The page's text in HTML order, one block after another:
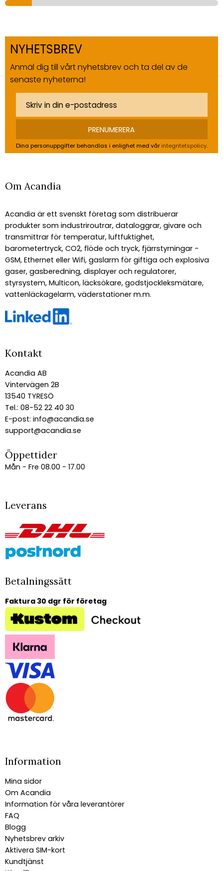
NYHETSBREV
Anmäl dig till vårt nyhetsbrev och ta del av de
senaste nyheterna!
PRENUMERERA
Dina personuppgifter behandlas i enlighet med vår integritetspolicy.
Om Acandia
Acandia är ett svenskt företag som distribuerar
produkter som industriroutrar, dataloggrar, givare och
transmittrar för temperatur, luftfuktighet,
barometertryck, CO2, flöde och tryck, fjärrstyrningar -
GSM, Ethernet eller Wifi, gaslarm för giftiga och explosiva
gaser, gasberedning, displayer och regulatorer,
styrsystem, Multicon, läcksökare, godstjockleksmätare,
vattenläckagelarm, väderstationer m.m.
Kontakt
Acandia AB
Vintervägen 2B
13540 TYRESÖ
Tel.: 08-52 22 40 30
E-post: info@acandia.se
support@acandia.se
Öppettider
Mån - Fre 08.00 - 17.00
Leverans
Betalningssätt
Faktura 30 dgr för företag
Information
Mina sidor
Om Acandia
Information för våra leverantörer
FAQ
Blogg
Nyhetsbrev arkiv
Aktivera SIM-kort
Kundtjänst